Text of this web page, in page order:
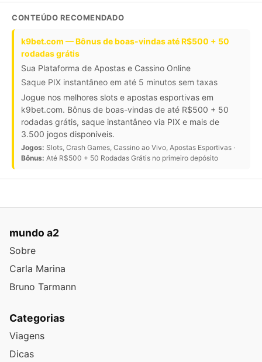
CONTEÚDO RECOMENDADO
k9bet.com — Bônus de boas-vindas até R$500 + 50
rodadas grátis
Sua Plataforma de Apostas e Cassino Online
Saque PIX instantâneo em até 5 minutos sem taxas
Jogue nos melhores slots e apostas esportivas em
k9bet.com. Bônus de boas-vindas de até R$500 + 50
rodadas grátis, saque instantâneo via PIX e mais de
3.500 jogos disponíveis.
Jogos: Slots, Crash Games, Cassino ao Vivo, Apostas Esportivas ·
Bônus: Até R$500 + 50 Rodadas Grátis no primeiro depósito
mundo a2
Sobre
Carla Marina
Bruno Tarmann
Categorias
Viagens
Dicas